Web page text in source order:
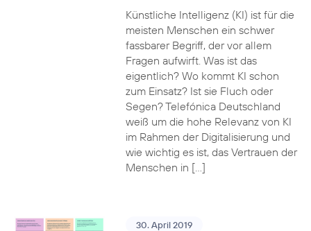
Künstliche Intelligenz (KI) ist für die
meisten Menschen ein schwer
fassbarer Begriff, der vor allem
Fragen aufwirft. Was ist das
eigentlich? Wo kommt KI schon
zum Einsatz? Ist sie Fluch oder
Segen? Telefónica Deutschland
weiß um die hohe Relevanz von KI
im Rahmen der Digitalisierung und
wie wichtig es ist, das Vertrauen der
Menschen in […]
30. April 2019